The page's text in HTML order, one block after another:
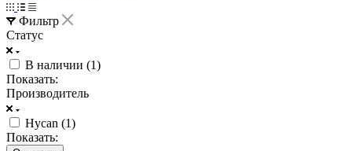
Фильтр
Статус
В наличии (1)
Показать:
Производитель
Hycan (1)
Показать: